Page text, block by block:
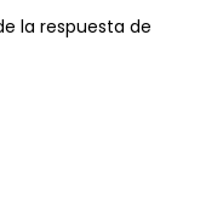
la respuesta de